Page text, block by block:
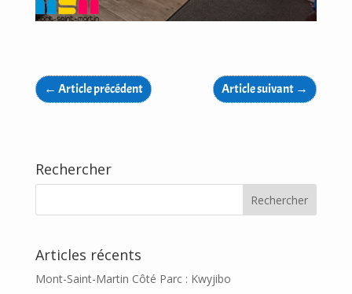
← Article précédent Article suivant →
Rechercher
Articles récents
Mont-Saint-Martin Côté Parc : Kwyjibo